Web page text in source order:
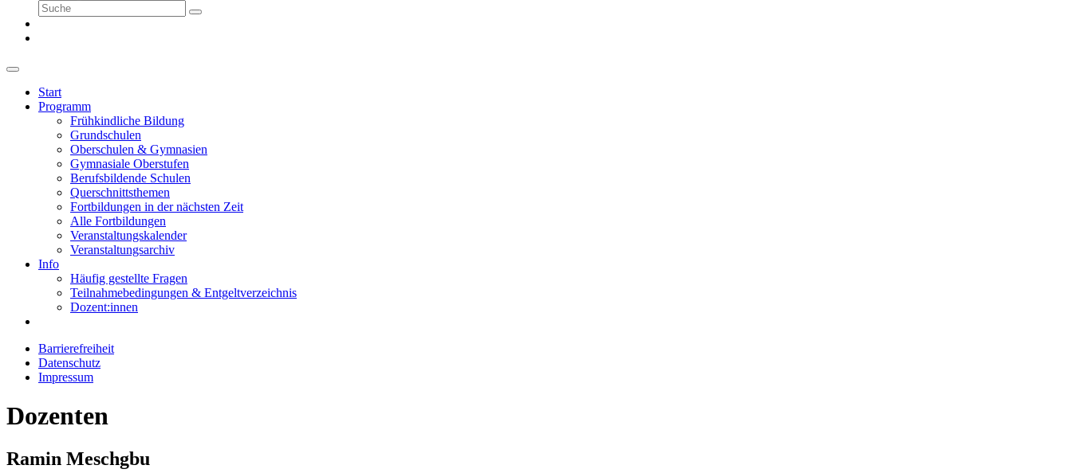
Start
Programm
Frühkindliche Bildung
Grundschulen
Oberschulen & Gymnasien
Gymnasiale Oberstufen
Berufsbildende Schulen
Querschnittsthemen
Fortbildungen in der nächsten Zeit
Alle Fortbildungen
Veranstaltungskalender
Veranstaltungsarchiv
Info
Häufig gestellte Fragen
Teilnahmebedingungen & Entgeltverzeichnis
Dozent:innen
Barrierefreiheit
Datenschutz
Impressum
Dozenten
Ramin Meschgbu